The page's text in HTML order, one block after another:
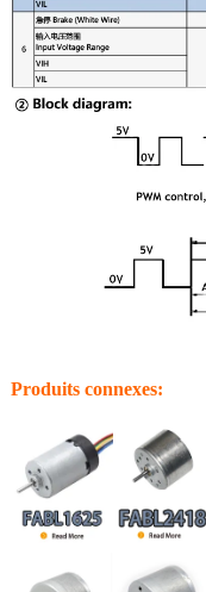
Produits connexes: